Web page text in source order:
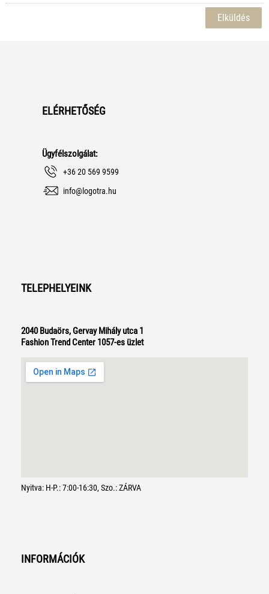
ELÉRHETŐSÉG
Ügyfélszolgálat:
+36 20 569 9599
info@logotra.hu
TELEPHELYEINK
2040 Budaörs, Gervay Mihály utca 1
Fashion Trend Center 1057-es üzlet
Nyitva: H-P.: 7:00-16:30, Szo.: ZÁRVA
INFORMÁCIÓK